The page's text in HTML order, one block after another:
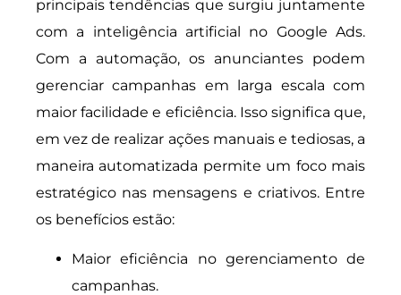
principais tendências que surgiu juntamente
com a inteligência artificial no Google Ads.
Com a automação, os anunciantes podem
gerenciar campanhas em larga escala com
maior facilidade e eficiência. Isso significa que,
em vez de realizar ações manuais e tediosas, a
maneira automatizada permite um foco mais
estratégico nas mensagens e criativos. Entre
os benefícios estão:
Maior eficiência no gerenciamento de
campanhas.